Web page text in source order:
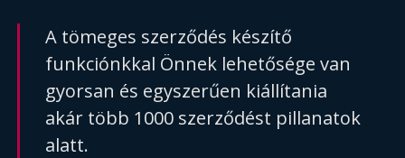
A tömeges szerződés készítő
funkciónkkal Önnek lehetősége van
gyorsan és egyszerűen kiállítania
akár több 1000 szerződést pillanatok
alatt.